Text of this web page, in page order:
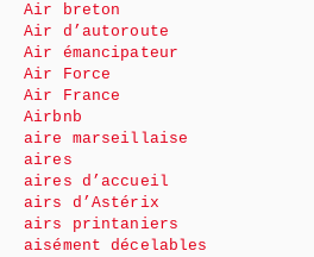
Air breton
Air d’autoroute
Air émancipateur
Air Force
Air France
Airbnb
aire marseillaise
aires
aires d’accueil
airs d’Astérix
airs printaniers
aisément décelables